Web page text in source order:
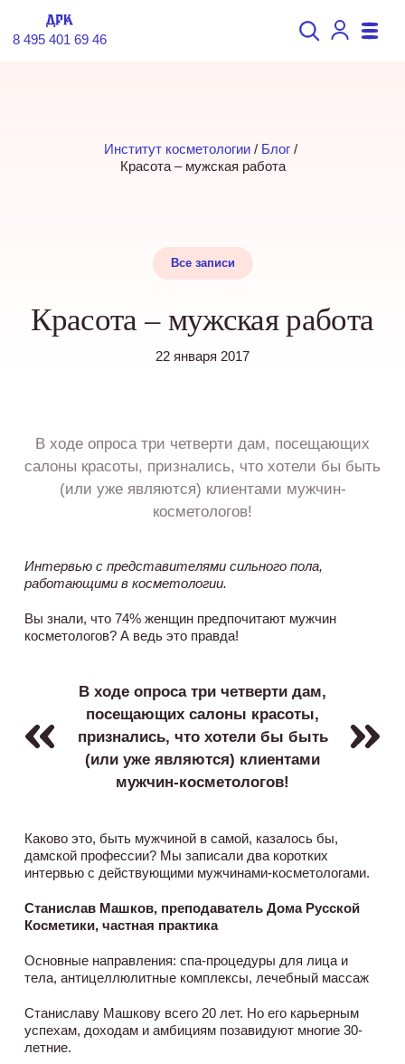
8 495 401 69 46
Институт косметологии / Блог /
Красота – мужская работа
Все записи
Красота – мужская работа
22 января 2017
В ходе опроса три четверти дам, посещающих
салоны красоты, признались, что хотели бы быть
(или уже являются) клиентами мужчин-
косметологов!
Интервью с представителями сильного пола,
работающими в косметологии.
Вы знали, что 74% женщин предпочитают мужчин
косметологов? А ведь это правда!
В ходе опроса три четверти дам,
посещающих салоны красоты,
признались, что хотели бы быть
(или уже являются) клиентами
мужчин-косметологов!
Каково это, быть мужчиной в самой, казалось бы,
дамской профессии? Мы записали два коротких
интервью с действующими мужчинами-косметологами.
Станислав Машков, преподаватель Дома Русской
Косметики, частная практика
Основные направления: спа-процедуры для лица и
тела, антицеллюлитные комплексы, лечебный массаж
Станиславу Машкову всего 20 лет. Но его карьерным
успехам, доходам и амбициям позавидуют многие 30-
летние.